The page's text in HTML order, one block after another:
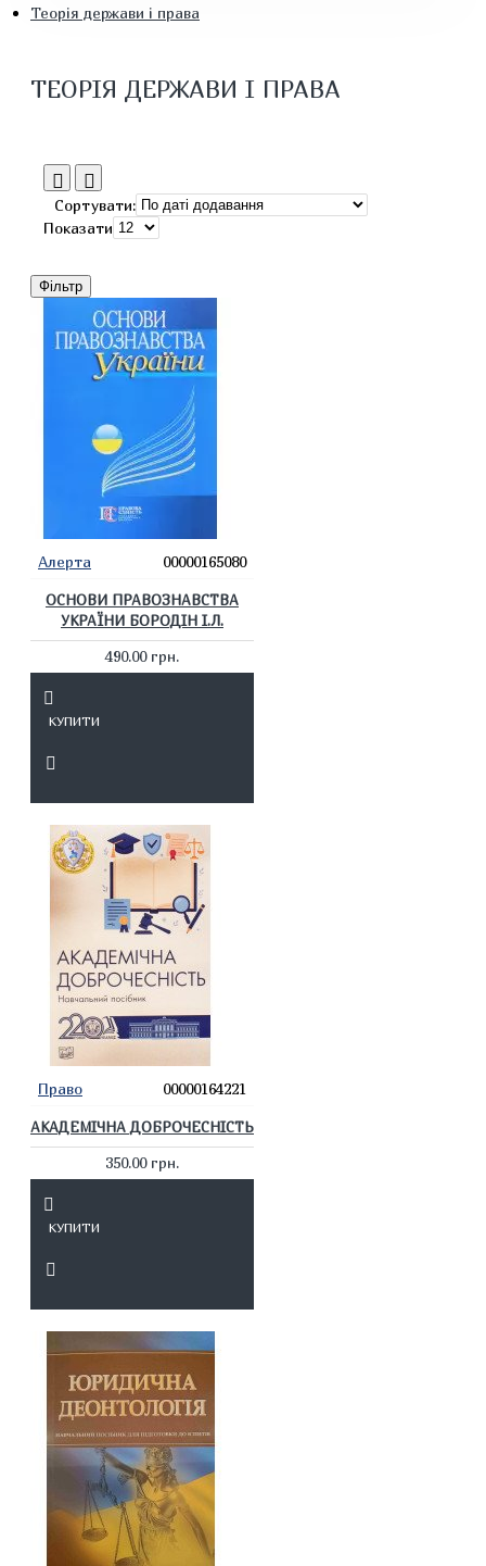
Теорія держави і права
ТЕОРІЯ ДЕРЖАВИ І ПРАВА
Сортувати:
Показати
Фільтр
Алерта 00000165080
ОСНОВИ ПРАВОЗНАВСТВА
УКРАЇНИ БОРОДІН І.Л.
490.00 грн.
КУПИТИ
Право 00000164221
АКАДЕМІЧНА ДОБРОЧЕСНІСТЬ
350.00 грн.
КУПИТИ